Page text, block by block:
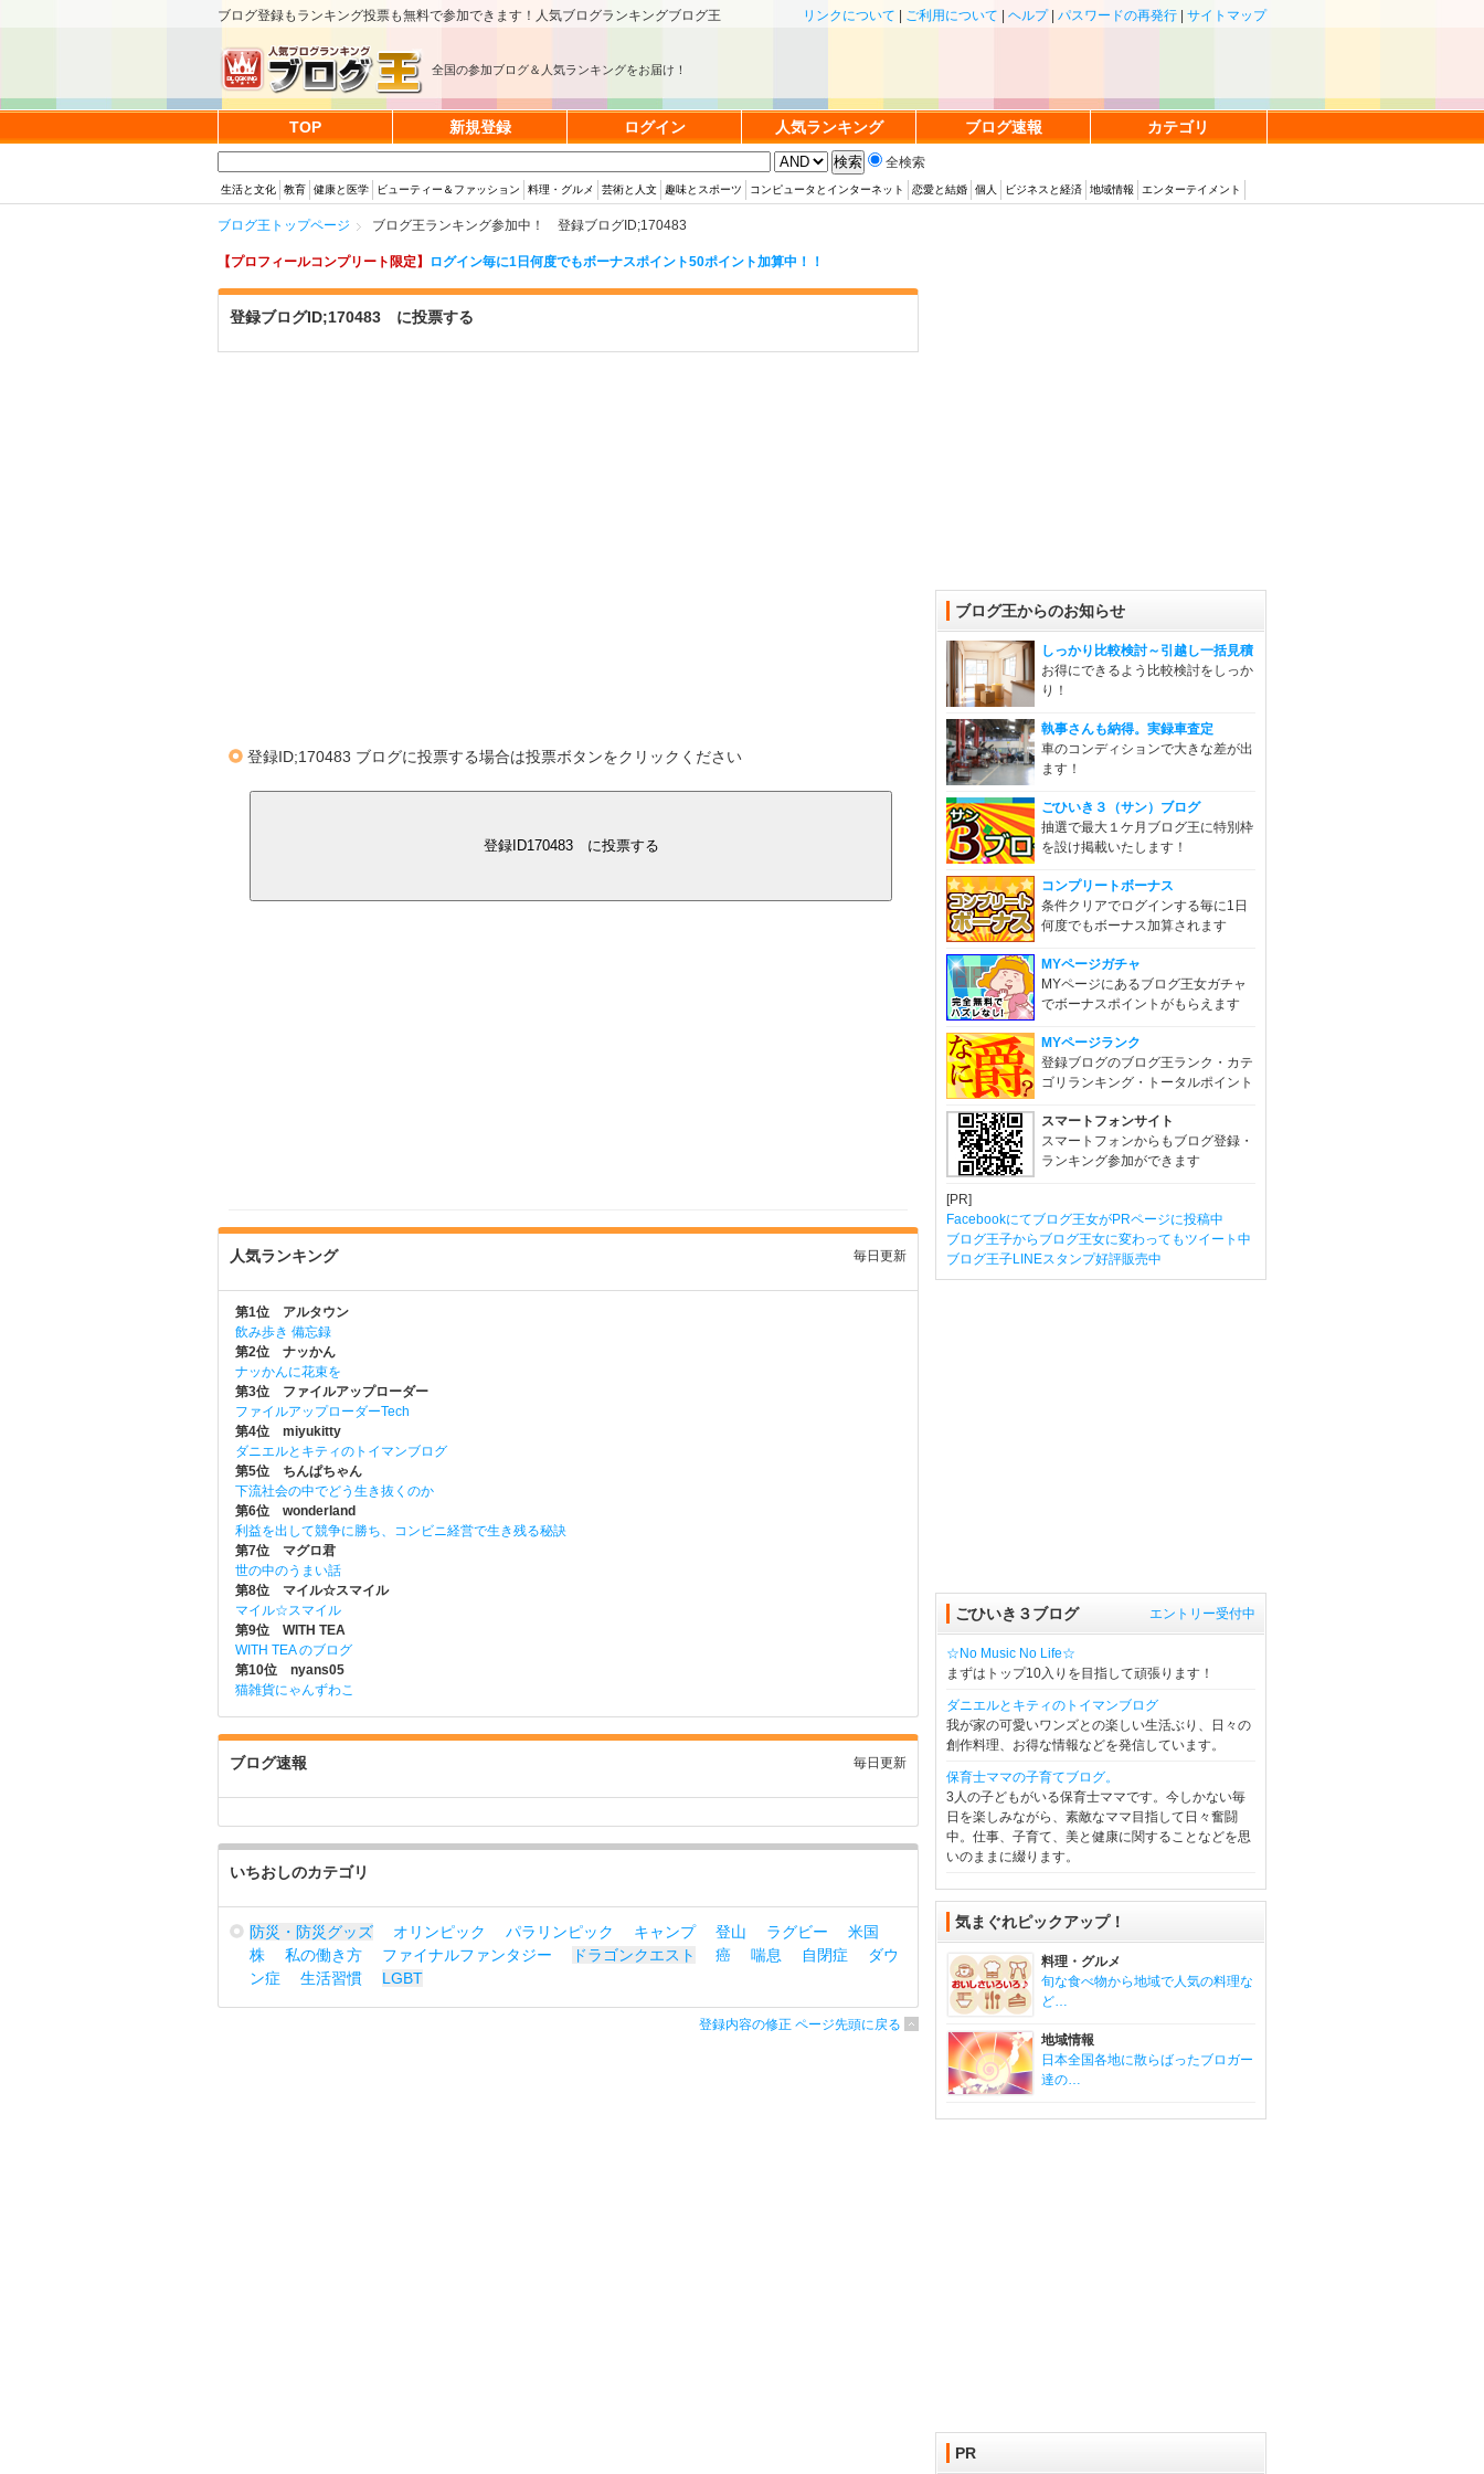
ブログ登録もランキング投票も無料で参加できます！人気ブログランキングブログ王 リンクについて ご利用について ヘルプ| パスワードの再発行 サイトマップ
全国の参加ブログ＆人気ランキングをお届け！
TOP 新規登録 ログイン 人気ランキング ブログ速報 カテゴリ
全検索
生活と文化 教育 健康と医学 ビューティー＆ファッション 料理・グルメ 芸術と人文 趣味とスポーツ コンピュータとインターネット 恋愛と結婚 個人 ビジネスと経済 地域情報 エンターテイメント
ブログ王トップページ ブログ王ランキング参加中！ 登録ブログID;170483
【プロフィールコンプリート限定】 ログイン毎に1日何度でもボーナスポイント50ポイント加算中！！
登録ブログID;170483 に投票する
登録ID;170483 ブログに投票する場合は投票ボタンをクリックください
人気ランキング 毎日更新
第1位 アルタウン
飲み歩き 備忘録
第2位 ナッかん
ナッかんに花束を
第3位 ファイルアップローダー
ファイルアップローダーTech
第4位 miyukitty
ダニエルとキティのトイマンブログ
第5位 ちんぱちゃん
下流社会の中でどう生き抜くのか
第6位 wonderland
利益を出して競争に勝ち、コンビニ経営で生き残る秘訣
第7位 マグロ君
世の中のうまい話
第8位 マイル☆スマイル
マイル☆スマイル
第9位 WITH TEA
WITH TEA のブログ
第10位 nyans05
猫雑貨にゃんずわこ
ブログ速報 毎日更新
いちおしのカテゴリ
防災・防災グッズ オリンピック パラリンピック キャンプ 登山 ラグビー
米国
株
私の働き方 ファイナルファンタジー ドラゴンクエスト 癌 喘息 自閉症
ダウ
ン症
生活習慣 LGBT
登録内容の修正 ページ先頭に戻る
ブログ王からのお知らせ
しっかり比較検討～引越し一括見積
お得にできるよう比較検討をしっか
り！
執事さんも納得。実録車査定
車のコンディションで大きな差が出
ます！
ごひいき３（サン）ブログ
抽選で最大１ケ月ブログ王に特別枠
を設け掲載いたします！
コンプリートボーナス
条件クリアでログインする毎に1日
何度でもボーナス加算されます
MYページガチャ
MYページにあるブログ王女ガチャ
でボーナスポイントがもらえます
MYページランク
登録ブログのブログ王ランク・カテ
ゴリランキング・トータルポイント
スマートフォンサイト
スマートフォンからもブログ登録・
ランキング参加ができます
[PR]
Facebookにてブログ王女がPRページに投稿中
ブログ王子からブログ王女に変わってもツイート中
ブログ王子LINEスタンプ好評販売中
エントリー受付中
ごひいき３ブログ
☆No Music No Life☆
まずはトップ10入りを目指して頑張ります！
ダニエルとキティのトイマンブログ
我が家の可愛いワンズとの楽しい生活ぶり、日々の
創作料理、お得な情報などを発信しています。
保育士ママの子育てブログ。
3人の子どもがいる保育士ママです。今しかない毎
日を楽しみながら、素敵なママ目指して日々奮闘
中。仕事、子育て、美と健康に関することなどを思
いのままに綴ります。
気まぐれピックアップ！
料理・グルメ
旬な食べ物から地域で人気の料理な
ど…
地域情報
日本全国各地に散らばったブロガー
達の…
PR